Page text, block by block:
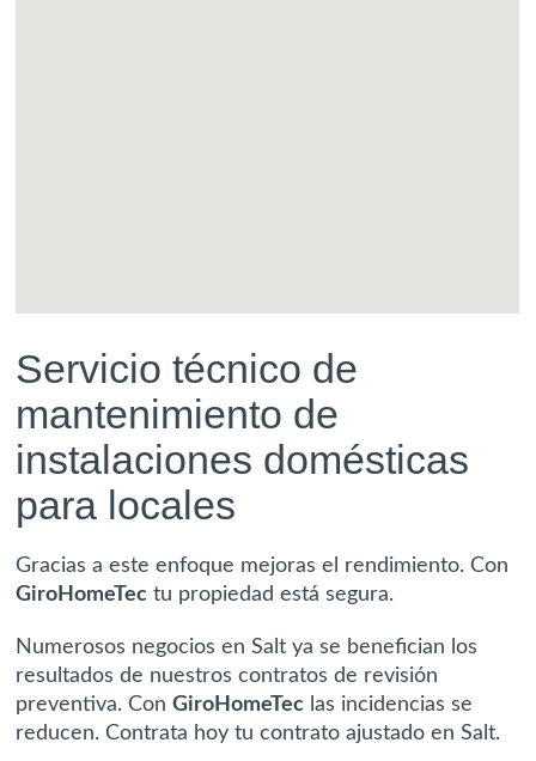
Servicio técnico de
mantenimiento de
instalaciones domésticas
para locales
Gracias a este enfoque mejoras el rendimiento. Con
GiroHomeTec tu propiedad está segura.
Numerosos negocios en Salt ya se benefician los
resultados de nuestros contratos de revisión
preventiva. ConGiroHomeTec las incidencias se
reducen. Contrata hoy tu contrato ajustado en Salt.